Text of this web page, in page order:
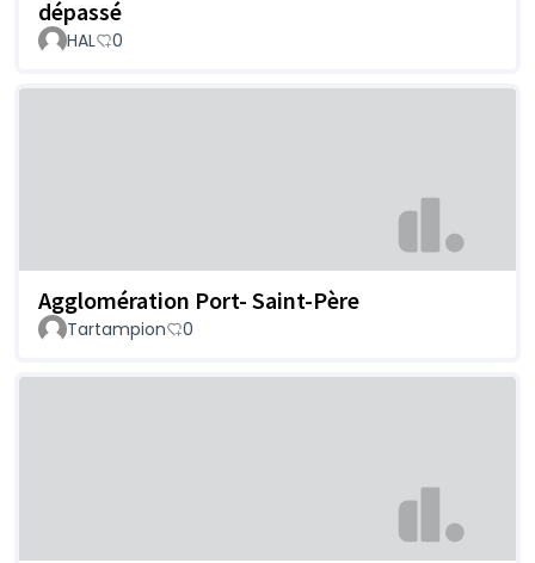
dépassé
HAL 0
Agglomération Port- Saint-Père
Tartampion 0